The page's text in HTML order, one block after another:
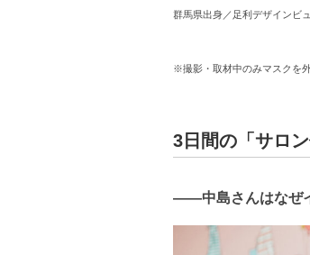
群馬県出身／足利デザインビ
※撮影・取材中のみマスクを外
3日間の「サロ
――中島さんはなぜ